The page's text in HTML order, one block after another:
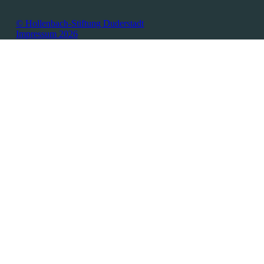
© Hollenbach-Stiftung Duderstadt
Impressum 2026